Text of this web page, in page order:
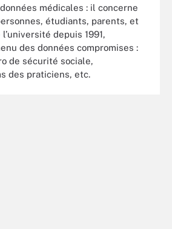
médicales : il concerne
étudiants, parents, et
depuis 1991,
des données compromises :
de sécurité sociale,
des praticiens, etc.